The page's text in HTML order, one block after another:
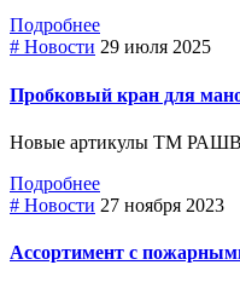
Подробнее
# Новости 29 июля 2025
Пробковый кран для
Новые артикулы ТМ
Подробнее
# Новости 27 ноября 2023
Ассортимент с